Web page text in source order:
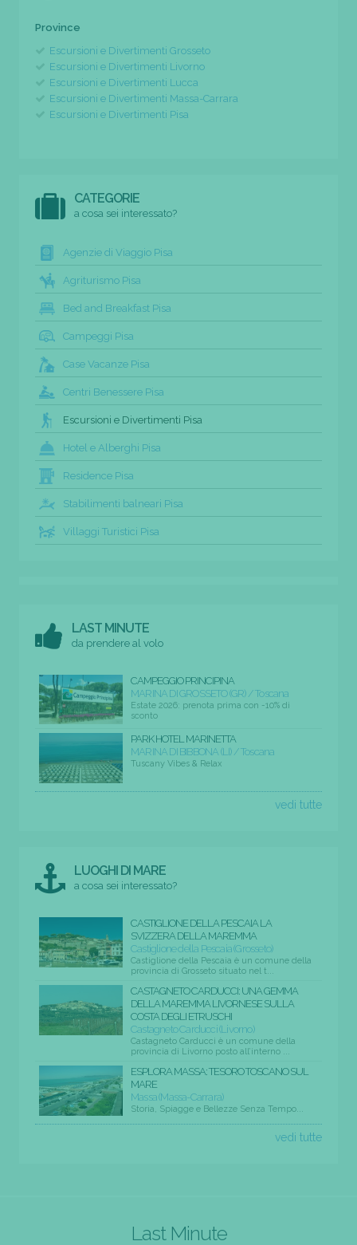
Province
Escursioni e Divertimenti Grosseto
Escursioni e Divertimenti Livorno
Escursioni e Divertimenti Lucca
Escursioni e Divertimenti Massa-Carrara
Escursioni e Divertimenti Pisa
CATEGORIE
a cosa sei interessato?
Agenzie di Viaggio Pisa
Agriturismo Pisa
Bed and Breakfast Pisa
Campeggi Pisa
Case Vacanze Pisa
Centri Benessere Pisa
Escursioni e Divertimenti Pisa
Hotel e Alberghi Pisa
Residence Pisa
Stabilimenti balneari Pisa
Villaggi Turistici Pisa
LAST MINUTE
da prendere al volo
CAMPEGGIO PRINCIPINA
MARINA DI GROSSETO (GR) / Toscana
Estate 2026: prenota prima con -10% di
sconto
PARK HOTEL MARINETTA
MARINA DI BIBBONA (LI) / Toscana
Tuscany Vibes & Relax
vedi tutte
LUOGHI DI MARE
a cosa sei interessato?
CASTIGLIONE DELLA PESCAIA LA
SVIZZERA DELLA MAREMMA
Castiglione della Pescaia (Grosseto)
Castiglione della Pescaia è un comune della
provincia di Grosseto situato nel t...
CASTAGNETO CARDUCCI: UNA GEMMA
DELLA MAREMMA LIVORNESE SULLA
COSTA DEGLI ETRUSCHI
Castagneto Carducci (Livorno)
Castagneto Carducci è un comune della
provincia di Livorno posto all’interno ...
ESPLORA MASSA: TESORO TOSCANO SUL
MARE
Massa (Massa-Carrara)
Storia, Spiagge e Bellezze Senza Tempo...
vedi tutte
Last Minute